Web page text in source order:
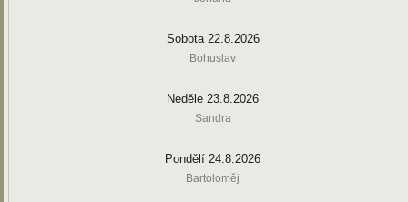
Sobota 22.8.2026
Bohuslav
Neděle 23.8.2026
Sandra
Pondělí 24.8.2026
Bartoloměj